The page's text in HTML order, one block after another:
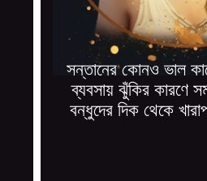
সন্তানের কোনও ভাল
ব্যবসায় ঝুঁকির কারণে
বন্ধুদের দিক থেকে